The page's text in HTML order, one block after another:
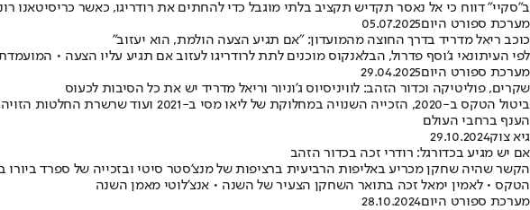
ב"סקיי" דווח כי אל נאסר תקדיש תקציב בלתי מוגבל כדי להחתים את רודריגו, כאשר כריסיטאנו
מערכת ספורט היום05.07.2025
כוכב ריאל מדריד בדרך החוצה מהמועדון: "אם תגיע הצעה הולמת, הוא יעזוב"
לפי העיתונאי ג'וסף פדרול, הבלאנקוס מוכנים לתת לרודריגו לעזוב אם תגיע עליו הצעה •
מערכת ספורט היום29.04.2025
שקרים, פוליטיקה וכדור הזהב: לוויניסיוס ג'וניור וריאל מדריד יש את כל הסיבות לכעוס
ביטול הטקס ב-2020, הזכייה השנויה
הענף ברחבי העולם
גיא צוק29.10.2024
אם יש מגיע בכדורגל: רודרי זכה בכדור הזהב
הקשר שהיה שחקן מכריע באליפות הרביעית ברציפות של מנצ'סטר סיטי ובזכייה של ספרד
הטקס • לאמין ימאל זכה בתואר השחקן הצעיר של השנה • אנצ'לוטי מאמן השנה
מערכת ספורט היום28.10.2024